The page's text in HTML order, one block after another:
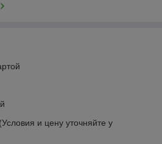
и цену уточняйте у